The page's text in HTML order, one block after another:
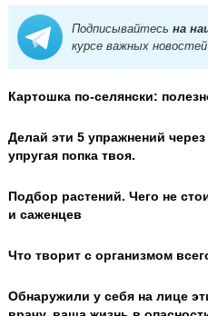
Подписывайтесь на
курсе важных
Картошка по-селянски:
Делай эти 5 упражнений
упругая попка твоя.
Подбор растений. Чего не
и саженцев
Что творит с организмом
Обнаружили у себя на лице